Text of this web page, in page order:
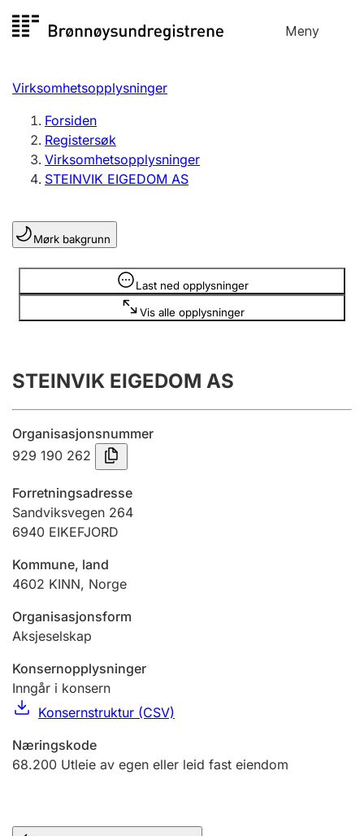
til
Meny
Registersøk
Aksjeselskap
Enkeltpersonforetak
Registrere, endre, slette
Lag og forening
Registrere, endre, slette
Innsending og forsinkelsesgebyr
Tinglysing
Jeger
Ektepaktveileder
Offentlig sektor
Andre tema
Virksomhetsopplysninger
Forsiden
Registersøk
Virksomhetsopplysninger
STEINVIK EIGEDOM AS
Mørk bakgrunn
Last ned opplysninger
Vis alle opplysninger
Opplysninger er skjult
STEINVIK EIGEDOM AS
Organisasjonsnummer
929 190 262
Forretningsadresse
Sandviksvegen 264
6940 EIKEFJORD
Kommune, land
4602 KINN, Norge
Organisasjonsform
Aksjeselskap
Konsernopplysninger
Inngår i konsern
Konsernstruktur (CSV)
Næringskode
68.200 Utleie av egen eller leid fast eiendom